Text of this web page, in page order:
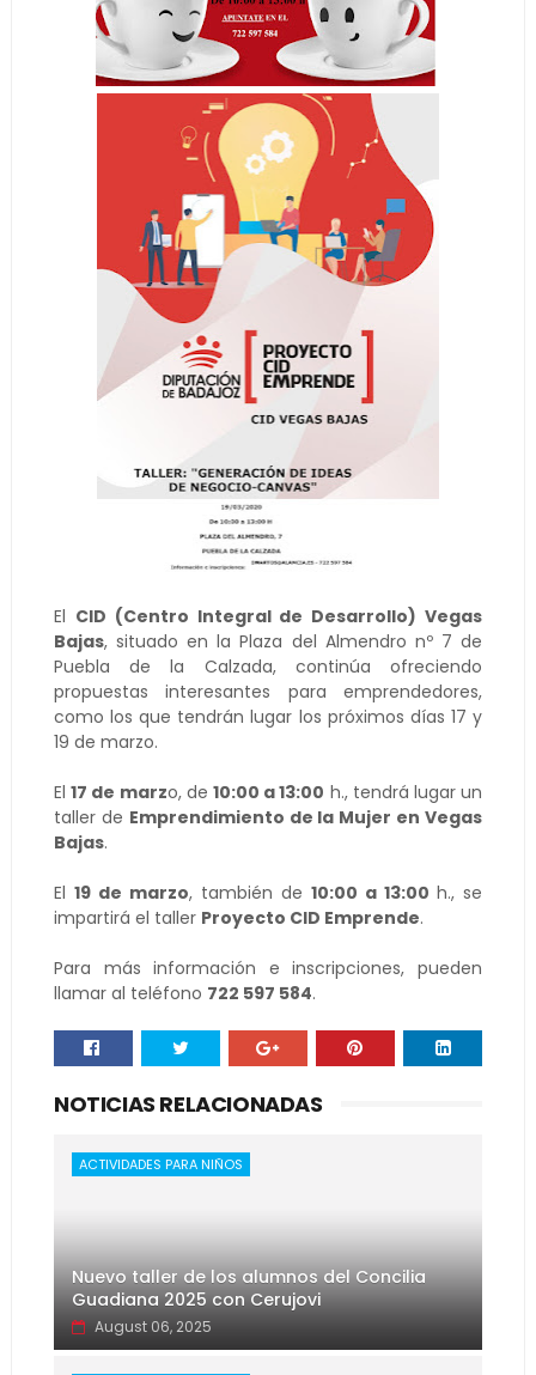
El CID (Centro Integral de Desarrollo) Vegas
Bajas, situado en la Plaza del Almendro nº 7 de
Puebla de la Calzada, continúa ofreciendo
propuestas interesantes para emprendedores,
como los que tendrán lugar los próximos días 17 y
19 de marzo.
El17 de marzo, de 10:00 a 13:00 h., tendrá lugar un
taller de Emprendimiento de la Mujer en Vegas
Bajas.
El 19 de marzo, también de10:00 a 13:00h., se
impartirá el taller Proyecto CID Emprende.
Para más información e inscripciones, pueden
llamar al teléfono 722 597 584.
NOTICIAS RELACIONADAS
ACTIVIDADES PARA NIÑOS
Nuevo taller de los alumnos del Concilia
Guadiana 2025 con Cerujovi
August 06, 2025